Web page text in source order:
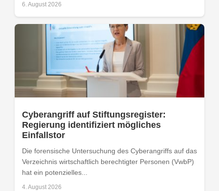
6. August 2026
Cyberangriff auf Stiftungsregister:
Regierung identifiziert mögliches
Einfallstor
Die forensische Untersuchung des Cyberangriffs auf das
Verzeichnis wirtschaftlich berechtigter Personen (VwbP)
hat ein potenzielles...
4. August 2026